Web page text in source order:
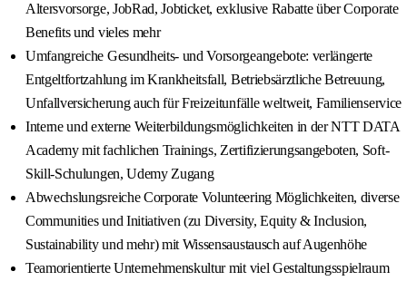
Altersvorsorge, JobRad, Jobticket, exklusive Rabatte über Corporate
Benefits und vieles mehr
Umfangreiche Gesundheits- und Vorsorgeangebote: verlängerte
Entgeltfortzahlung im Krankheitsfall, Betriebsärztliche Betreuung,
Unfallversicherung auch für Freizeitunfälle weltweit, Familienservice
Interne und externe Weiterbildungsmöglichkeiten in der NTT DATA
Academy mit fachlichen Trainings, Zertifizierungsangeboten, Soft-
Skill-Schulungen, Udemy Zugang
Abwechslungsreiche Corporate Volunteering Möglichkeiten, diverse
Communities und Initiativen (zu Diversity, Equity & Inclusion,
Sustainability und mehr) mit Wissensaustausch auf Augenhöhe
Teamorientierte Unternehmenskultur mit viel Gestaltungsspielraum